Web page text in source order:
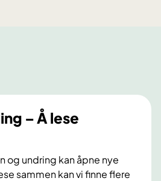
– Å lese
og undring kan åpne nye
sammen kan vi finne flere